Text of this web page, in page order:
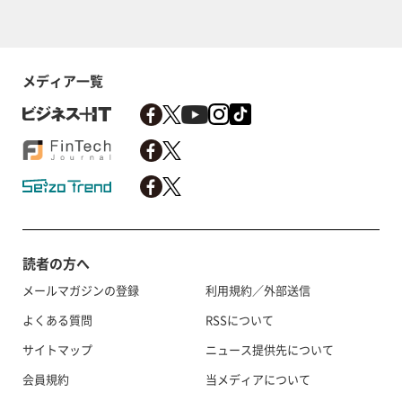
メディア一覧
読者の方へ
メールマガジンの登録
よくある質問
サイトマップ
会員規約
利用規約／外部送信
RSSについて
ニュース提供先について
当メディアについて